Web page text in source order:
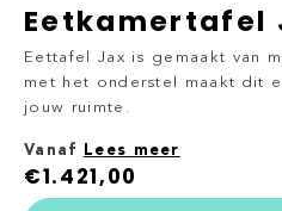
Eetkamertafel
Eettafel Jax is gemaakt van
met het onderstel maakt dit
jouw ruimte.
Vanaf Lees meer
€1.421,00